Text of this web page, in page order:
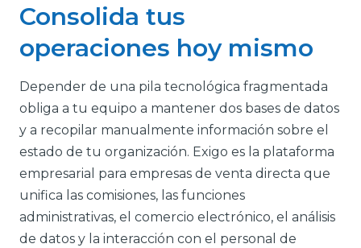
Consolida tus
operaciones hoy mismo
Depender de una pila tecnológica fragmentada
obliga a tu equipo a mantener dos bases de datos
y a recopilar manualmente información sobre el
estado de tu organización. Exigo es la plataforma
empresarial para empresas de venta directa que
unifica las comisiones, las funciones
administrativas, el comercio electrónico, el análisis
de datos y la interacción con el personal de